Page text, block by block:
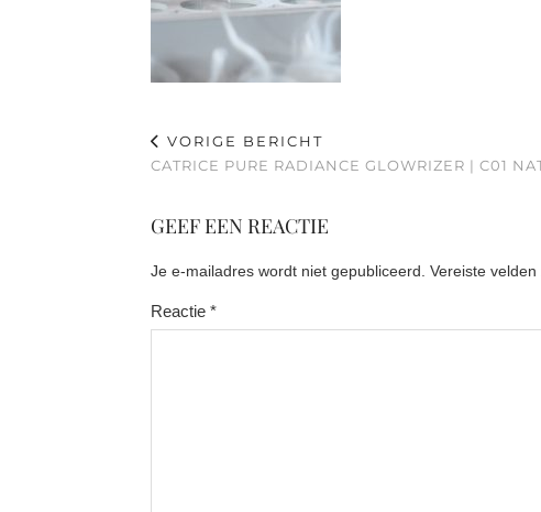
VORIGE BERICHT
CATRICE PURE RADIANCE GLOWRIZER | C01
GEEF EEN REACTIE
Je e-mailadres wordt niet gepubliceerd. Vereiste
Reactie *